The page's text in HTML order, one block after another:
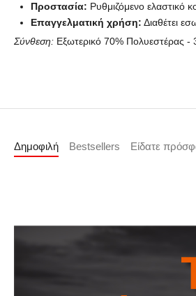
Προστασία: Ρυθμιζόμενο ελαστικό
Επαγγελματική χρήση: Διαθέτει
Σύνθεση: Εξωτερικό 70% Πολυεστέρας
Δημοφιλή Bestsellers Είδατε